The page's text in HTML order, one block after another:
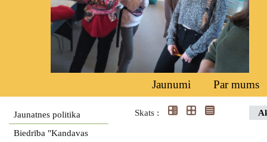
Jaunumi Par mums
Jaunatnes politika
Biedrība "Kandavas
Skats :